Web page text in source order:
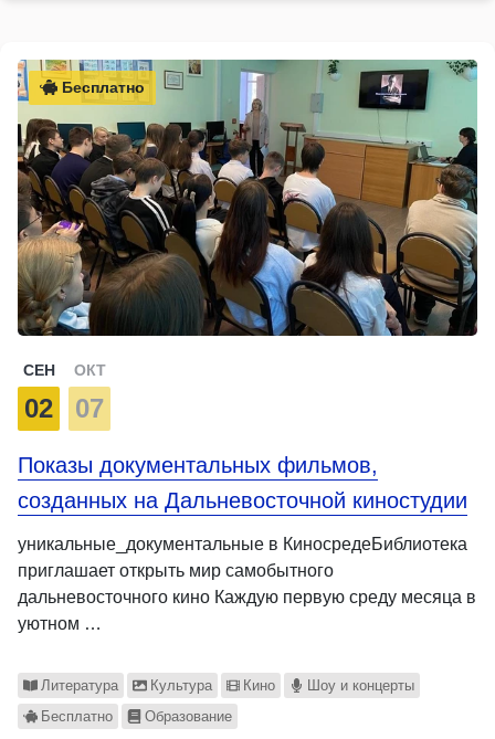
Бесплатно
СЕН
02
ОКТ
07
Показы документальных фильмов,
созданных на Дальневосточной киностудии
уникальные_документальные в КиносредеБиблиотека
приглашает открыть мир самобытного
дальневосточного кино Каждую первую среду месяца в
уютном …
Литература Культура Кино
Шоу и концерты
Бесплатно
Образование